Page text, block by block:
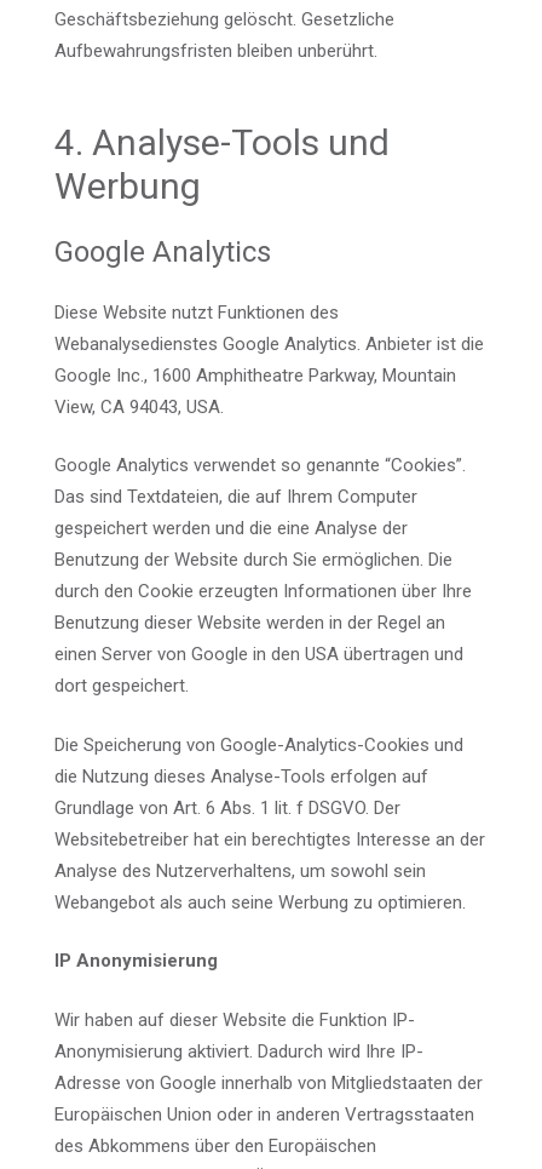
Geschäftsbeziehung gelöscht. Gesetzliche
Aufbewahrungsfristen bleiben unberührt.
4. Analyse-Tools und
Werbung
Google Analytics
Diese Website nutzt Funktionen des
Webanalysedienstes Google Analytics. Anbieter ist die
Google Inc., 1600 Amphitheatre Parkway, Mountain
View, CA 94043, USA.
Google Analytics verwendet so genannte “Cookies”.
Das sind Textdateien, die auf Ihrem Computer
gespeichert werden und die eine Analyse der
Benutzung der Website durch Sie ermöglichen. Die
durch den Cookie erzeugten Informationen über Ihre
Benutzung dieser Website werden in der Regel an
einen Server von Google in den USA übertragen und
dort gespeichert.
Die Speicherung von Google-Analytics-Cookies und
die Nutzung dieses Analyse-Tools erfolgen auf
Grundlage von Art. 6 Abs. 1 lit. f DSGVO. Der
Websitebetreiber hat ein berechtigtes Interesse an der
Analyse des Nutzerverhaltens, um sowohl sein
Webangebot als auch seine Werbung zu optimieren.
IP Anonymisierung
Wir haben auf dieser Website die Funktion IP-
Anonymisierung aktiviert. Dadurch wird Ihre IP-
Adresse von Google innerhalb von Mitgliedstaaten der
Europäischen Union oder in anderen Vertragsstaaten
des Abkommens über den Europäischen